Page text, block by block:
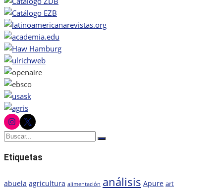
instagram
twitter
Buscar:
Buscar
Etiquetas
abuela agricultura alimentación análisis Apure art